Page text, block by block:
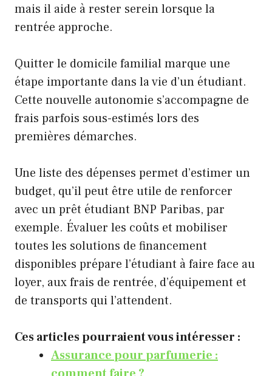
mais il aide à rester serein lorsque la
rentrée approche.
Quitter le domicile familial marque une
étape importante dans la vie d’un étudiant.
Cette nouvelle autonomie s’accompagne de
frais parfois sous-estimés lors des
premières démarches.
Une liste des dépenses permet d’estimer un
budget, qu’il peut être utile de renforcer
avec un prêt étudiant BNP Paribas, par
exemple. Évaluer les coûts et mobiliser
toutes les solutions de financement
disponibles prépare l’étudiant à faire face au
loyer, aux frais de rentrée, d’équipement et
de transports qui l’attendent.
Ces articles pourraient vous intéresser :
Assurance pour parfumerie :